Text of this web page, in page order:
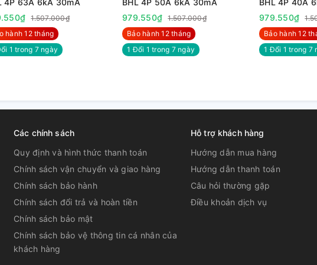
4P 63A 6kA 30mA
1.507.000₫
hành 12 tháng
1 trong 7 ngày
BHL 4P 50A 6kA 30mA
979.550₫
1.507.000₫
Bảo hành 12 tháng
1 Đổi 1 trong 7 ngày
BHL 4P 40A
979.550₫
Bảo hành 12
1 Đổi 1 trong 7
Các chính sách
Quy định và hình thức thanh toán
Chính sách vận chuyển và giao hàng
Chính sách bảo hành
Chính sách đổi trả và hoàn tiền
Chính sách bảo mật
Chính sách bảo vệ thông tin cá nhân của
khách hàng
Hỗ trợ khách hàng
Hướng dẫn mua hàng
Hướng dẫn thanh toán
Câu hỏi thường gặp
Điều khoản dịch vụ